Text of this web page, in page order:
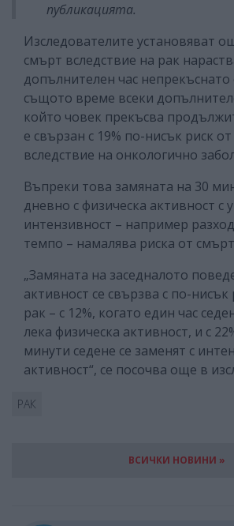
публикацията.
Изследователите установяват
смърт вследствие на рак
допълнителен час непрекъснато
същото време всеки
който човек прекъсва
е свързан с 19% по-нисък риск
вследствие на онкологично
Въпреки това замяната на 30
дневно с физическа активност с
интензивност – например
темпо – намалява риска от смърт
„Замяната на заседналото
активност се свързва с по-
рак – с 12%, когато един час
лека физическа активност, и с
минути седене се заменят с
активност“, се посочва още в
РАК
ВСИЧКИ НОВИНИ »